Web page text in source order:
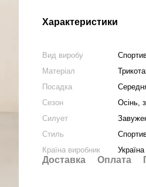
Характеристики
Вид виробу
Матеріал
Посадка
Сезон
Осінь,
Силует
Стиль
Країна виробник
Україна
Доставка Оплата